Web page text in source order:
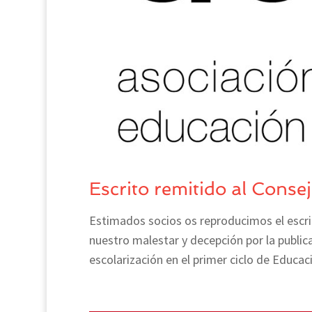
Escrito remitido al
Estimados socios os reproducimos el
nuestro malestar y decepción por la
escolarización en el primer ciclo de